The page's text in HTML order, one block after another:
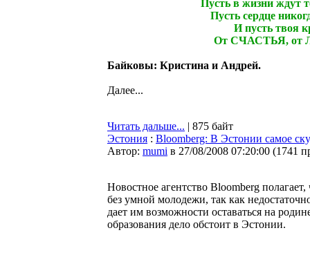
Пусть в жизни ждут
Пусть сердце
И пусть твоя
От СЧАСТЬЯ, от
Байковы: Кристина и Андрей.
Далее...
Читать дальше... | 875 байт
Эстония : Bloomberg: В Эстонии самое
Автор: mumi в 27/08/2008 07:20:00 (1741
Новостное агентство Bloomberg
без умной молодежи, так как
дает им возможности оставаться на
образования дело обстоит в Эстонии.